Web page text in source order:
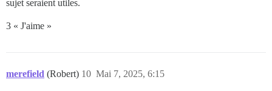
sujet seraient utiles.
3 « J'aime »
merefield (Robert) Mai 7, 2025, 6:15
10